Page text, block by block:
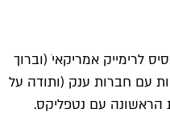
לרימייק אמריקאי ׁ(וברוך
עם חברות ענק (ותודה על
הראשונה עם נטפליקס.